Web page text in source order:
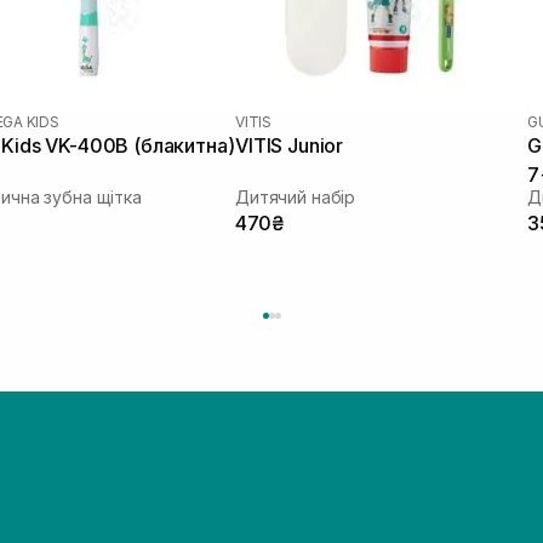
KIDS
VK-400B (блакитна)
зубна щітка
VITIS
VITIS Junior
Дитячий набір
470₴